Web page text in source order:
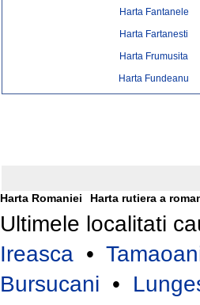
Harta Fantanele
Harta Fartanesti
Harta Frumusita
Harta Fundeanu
Harta Romaniei Harta rutiera a
Ultimele localitati
Ireasca •
Bursucani •